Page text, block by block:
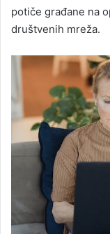
potiče građane na
društvenih mreža.